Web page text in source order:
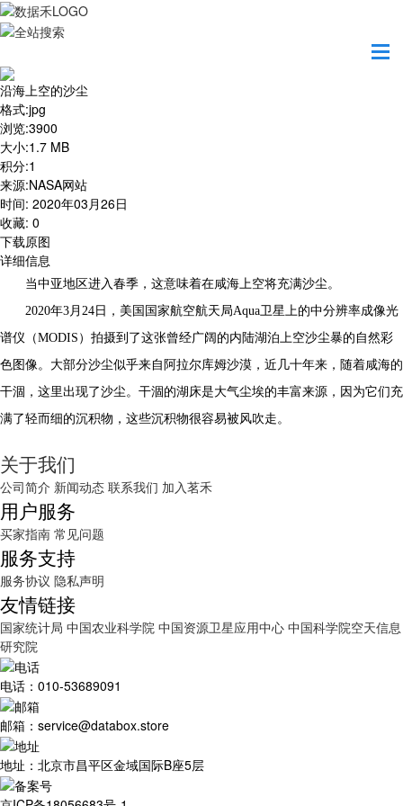
沿海上空的沙尘
格式:jpg
浏览:3900
大小:1.7 MB
积分:1
来源:NASA网站
时间: 2020年03月26日
收藏: 0
下载原图
详细信息
当中亚地区进入春季，这意味着在咸海上空将充满沙尘。
2020年3月24日，美国国家航空航天局Aqua卫星上的中分辨率成像光
谱仪（MODIS）拍摄到了这张曾经广阔的内陆湖泊上空沙尘暴的自然彩
色图像。大部分沙尘似乎来自阿拉尔库姆沙漠，近几十年来，随着咸海的
干涸，这里出现了沙尘。干涸的湖床是大气尘埃的丰富来源，因为它们充
满了轻而细的沉积物，这些沉积物很容易被风吹走。
关于我们
公司简介 新闻动态 联系我们 加入茗禾
用户服务
买家指南 常见问题
服务支持
服务协议 隐私声明
友情链接
国家统计局 中国农业科学院 中国资源卫星应用中心 中国科学院空天信息
研究院
电话：010-53689091
邮箱：service@databox.store
地址：北京市昌平区金域国际B座5层